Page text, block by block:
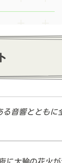
る音響とともに